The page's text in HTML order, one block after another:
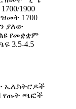
1900
1700
ያለው
ልዩ የመቋቋም
3.5-4.5